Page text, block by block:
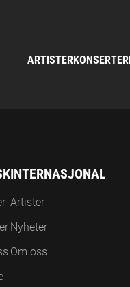
ARTISTERKONSERTER
INTERNASJONAL
Artister
Nyheter
Om oss